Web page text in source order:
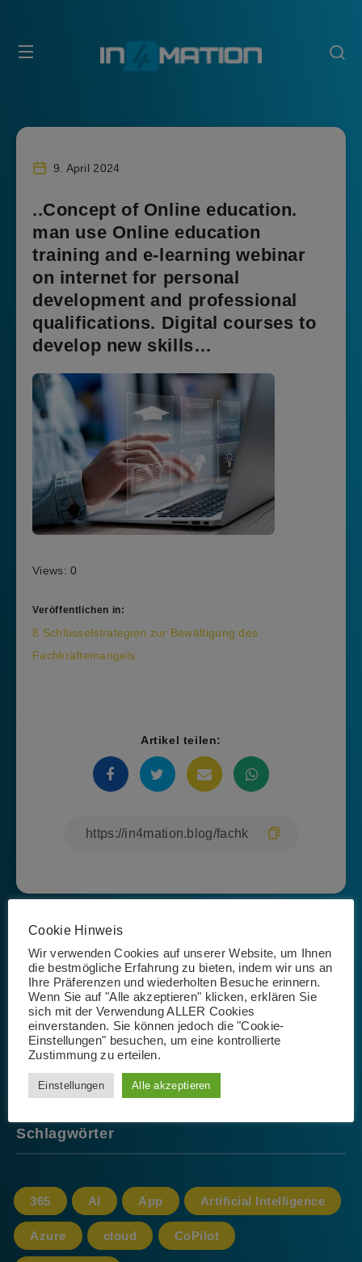
9. April 2024
..Concept of Online education.
man use Online education
training and e-learning webinar
on internet for personal
development and professional
qualifications. Digital courses to
develop new skills…
Views: 0
Veröffentlichen in:
Beitragsnavigation
8 Schlüsselstrategien zur Bewältigung des
Fachkräftemangels
Artikel teilen:
Josephin Riemer
Schlagwörter
365 AI App Artificial Intelligence
Azure cloud CoPilot
Cookie Hinweis
Wir verwenden Cookies auf unserer Website, um Ihnen
die bestmögliche Erfahrung zu bieten, indem wir uns an
Ihre Präferenzen und wiederholten Besuche erinnern.
Wenn Sie auf "Alle akzeptieren" klicken, erklären Sie
sich mit der Verwendung ALLER Cookies
einverstanden. Sie können jedoch die "Cookie-
Einstellungen" besuchen, um eine kontrollierte
Zustimmung zu erteilen.
Einstellungen Alle akzeptieren